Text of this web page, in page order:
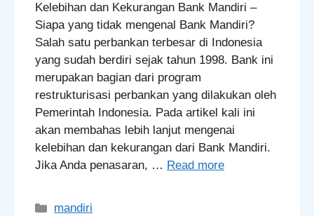
Kelebihan dan Kekurangan Bank Mandiri –
Siapa yang tidak mengenal Bank Mandiri?
Salah satu perbankan terbesar di Indonesia
yang sudah berdiri sejak tahun 1998. Bank ini
merupakan bagian dari program
restrukturisasi perbankan yang dilakukan oleh
Pemerintah Indonesia. Pada artikel kali ini
akan membahas lebih lanjut mengenai
kelebihan dan kekurangan dari Bank Mandiri.
Jika Anda penasaran, … Read more
Categories
mandiri